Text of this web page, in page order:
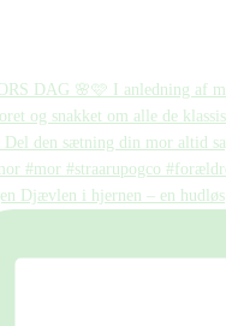
Djævlen i hjernen – en hudløs